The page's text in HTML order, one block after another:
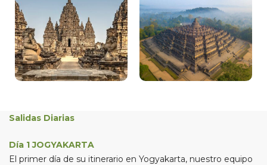
Salidas Diarias
Día 1 JOGYAKARTA
El primer día de su itinerario en Yogyakarta, nuestro equipo